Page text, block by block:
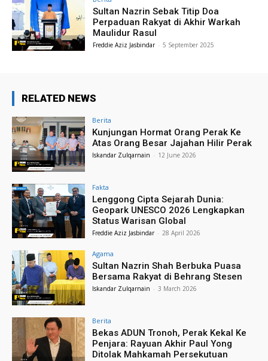
Sultan Nazrin Sebak Titip Doa
Perpaduan Rakyat di Akhir Warkah
Maulidur Rasul
Freddie Aziz Jasbindar - 5 September 2025
RELATED NEWS
Berita
Kunjungan Hormat Orang Perak Ke
Atas Orang Besar Jajahan Hilir Perak
Iskandar Zulqarnain - 12 June 2026
Fakta
Lenggong Cipta Sejarah Dunia:
Geopark UNESCO 2026 Lengkapkan
Status Warisan Global
Freddie Aziz Jasbindar - 28 April 2026
Agama
Sultan Nazrin Shah Berbuka Puasa
Bersama Rakyat di Behrang Stesen
Iskandar Zulqarnain - 3 March 2026
Berita
Bekas ADUN Tronoh, Perak Kekal Ke
Penjara: Rayuan Akhir Paul Yong
Ditolak Mahkamah Persekutuan